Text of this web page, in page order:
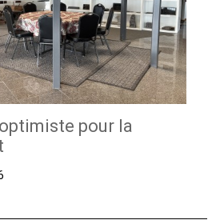
pour la